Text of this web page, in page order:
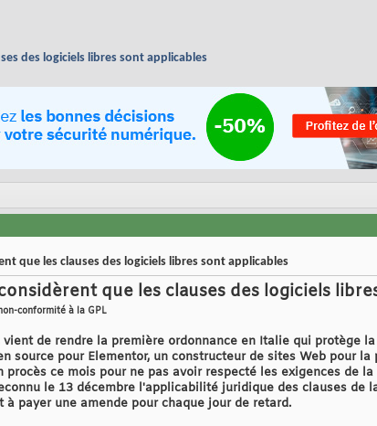
des logiciels libres sont applicables
que les clauses des logiciels libres sont applicables
que les clauses des logiciels
conformité à la GPL
de rendre la première ordonnance en Italie qui protège
source pour Elementor, un constructeur de sites Web pour
procès ce mois pour ne pas avoir respecté les exigences de
le 13 décembre l'applicabilité juridique des clauses de
payer une amende pour chaque jour de retard.